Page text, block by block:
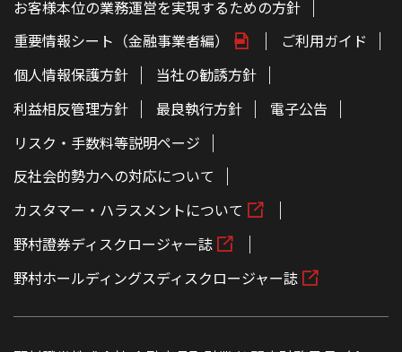
お客様本位の業務運営を実現するための方針
重要情報シート（金融事業者編）
ご利用ガイド
個人情報保護方針
当社の勧誘方針
利益相反管理方針
最良執行方針
電子公告
リスク・手数料等説明ページ
反社会的勢力への対応について
カスタマー・ハラスメントについて
野村證券ディスクロージャー誌
野村ホールディングスディスクロージャー誌